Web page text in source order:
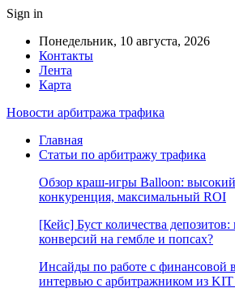
Sign in
Понедельник, 10 августа, 2026
Контакты
Лента
Карта
Новости арбитража трафика
Главная
Статьи по арбитражу трафика
Обзор краш-игры Balloon:
конкуренция, максимальный ROI
[Кейс] Буст количества депозитов:
конверсий на гембле и попсах?
Инсайды по работе с финансовой
интервью с арбитражником из KIT